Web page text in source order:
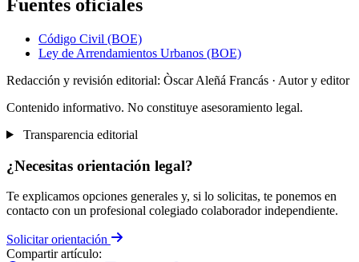
Fuentes oficiales
Código Civil (BOE)
Ley de Arrendamientos Urbanos (BOE)
Redacción y revisión editorial: Òscar Aleñá Francás · Autor y editor
Contenido informativo. No constituye asesoramiento legal.
Transparencia editorial
¿Necesitas orientación legal?
Te explicamos opciones generales y, si lo solicitas, te ponemos en
contacto con un profesional colegiado colaborador independiente.
Solicitar orientación
Compartir artículo: